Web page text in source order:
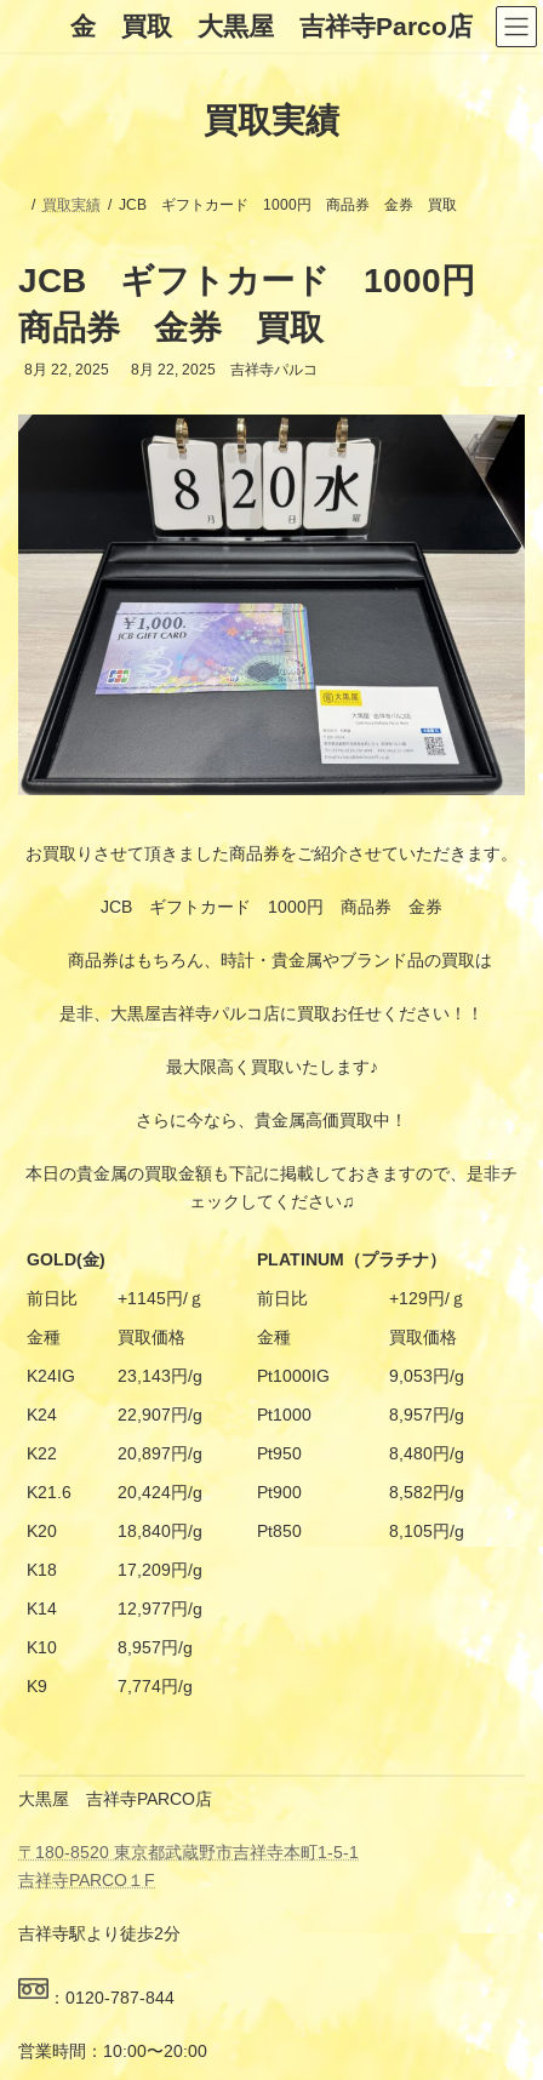
ン
キ
ッ
ー
に
移
金 買取 大黒屋 吉祥寺Parco店
買取実績
買取実績 JCB ギフトカード 1000円 商品券 金券 買取
JCB ギフトカード 1000円
商品券 金券 買取
8月 22, 2025
最
日
8月 22, 2025 吉祥寺パルコ
お買取りさせて頂きました商品券をご紹介させていただきます。
JCB ギフトカード 1000円 商品券 金券
商品券はもちろん、時計・貴金属やブランド品の買取は
是非、大黒屋吉祥寺パルコ店に買取お任せください！！
最大限高く買取いたします♪
さらに今なら、貴金属高価買取中！
本日の貴金属の買取金額も下記に掲載しておきますので、是非チ
ェックしてください♫
GOLD(金)
PLATINUM（プラチナ）
前日比
+1145円/ｇ 前日比
+129円/ｇ
金種
買取価格 金種
買取価格
K24IG
23,143円/g Pt1000IG
9,053円/g
K24
22,907円/g Pt1000
8,957円/g
K22
20,897円/g Pt950
8,480円/g
K21.6
20,424円/g Pt900
8,582円/g
K20
18,840円/g Pt850
8,105円/g
K18
17,209円/g
K14
12,977円/g
K10
8,957円/g
K9
7,774円/g
大黒屋 吉祥寺PARCO店
〒180-8520 東京都武蔵野市吉祥寺本町1-5-1
吉祥寺PARCO１F
吉祥寺駅より徒歩2分
：0120-787-844
営業時間：10:00〜20:00